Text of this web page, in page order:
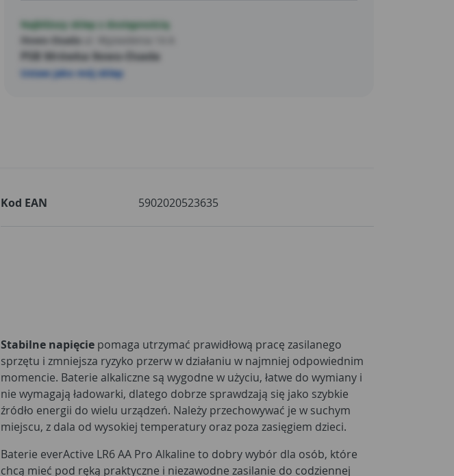
Najbliższy sklep z dostępnością
Iłowo-Osada
PSB Mrówka Iłowo-Osada
Ustaw jako mój sklep
Kod EAN 5902020523635
Stabilne napięcie pomaga utrzymać prawidłową pracę zasilanego
sprzętu i zmniejsza ryzyko przerw w działaniu w najmniej odpowiednim
momencie. Baterie alkaliczne są wygodne w użyciu, łatwe do wymiany i
nie wymagają ładowarki, dlatego dobrze sprawdzają się jako szybkie
źródło energii do wielu urządzeń. Należy przechowywać je w suchym
miejscu, z dala od wysokiej temperatury oraz poza zasięgiem dzieci.
Baterie everActive LR6 AA Pro Alkaline to dobry wybór dla osób, które
chcą mieć pod ręką praktyczne i niezawodne zasilanie do codziennej